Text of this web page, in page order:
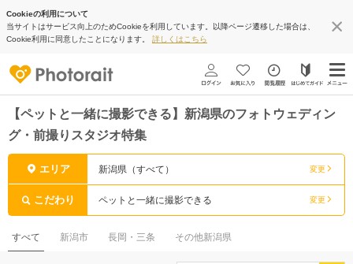
Cookieの利用について
当サイトはサービス向上のためCookieを利用しています。以降ページ遷移した場合は、
Cookie利用に同意したことになります。 詳しくはこちら
【ペットと一緒に撮影できる】新潟県のフォトウェディン
グ・前撮りスタジオ特集
エリア 新潟県（すべて） 変更
こだわり ペットと一緒に撮影できる 変更
すべて 新潟市 長岡・三条 その他新潟県